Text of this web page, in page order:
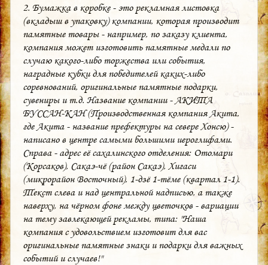
2. Бумажка в коробке - это рекламная листовка
(вкладыш в упаковку) компании, которая производит
памятные товары - например, по заказу клиента,
компания может изготовить памятные медали по
случаю какого-либо торжества или события,
наградные кубки для победителей каких-либо
соревнований, оригинальные памятные подарки,
сувениры и т.д. Название компании - АКИТА
БУССАН-КАН (Производственная компания Акита,
где Акита - название префектуры на севере Хонсю) -
написано в центре самыми большими иероглифами.
Справа - адрес её сахалинского отделения: Отомари
(Корсаков), Сакаэ-чё (район Сакаэ), Хигаси
(микрорайон Восточный), 1-дзё 1-тёме (квартал 1-1).
Текст слева и над центральной надписью, а также
наверху, на чёрном фоне между цветочков - вариации
на тему завлекающей рекламы, типа: "Наша
компания с удовольствием изготовит для вас
оригинальные памятные знаки и подарки для важных
событий и случаев!"